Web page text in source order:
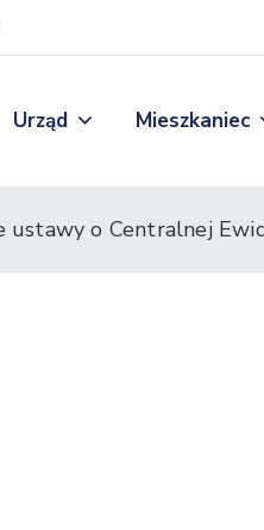
Urząd Mieszkaniec
ustawy o Centralnej